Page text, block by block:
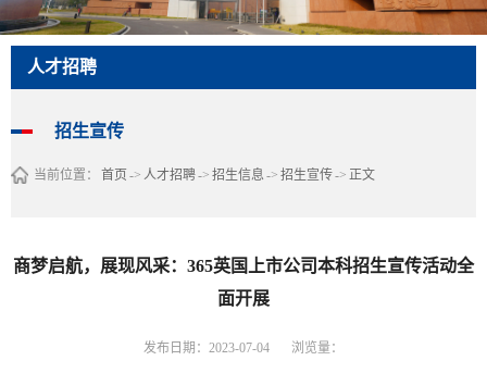
人才招聘
招生宣传
当前位置： 首页 -> 人才招聘-> 招生信息 -> 招生宣传-> 正文
商梦启航，展现风采：365英国上市公司本科招生宣传活动全
面开展
发布日期：2023-07-04 浏览量：